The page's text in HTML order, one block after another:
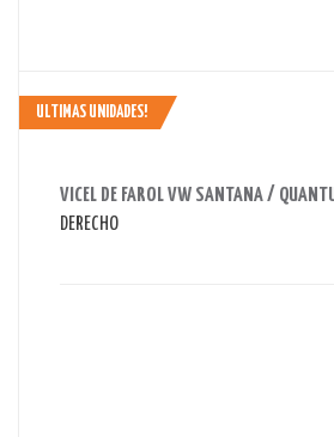
ULTIMAS UNIDADES!
VICEL DE FAROL VW SANTANA /
DERECHO